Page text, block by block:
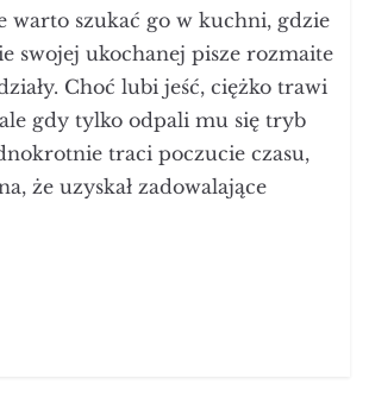
warto szukać go w kuchni, gdzie
swojej ukochanej pisze rozmaite
Choć lubi jeść, ciężko trawi
gdy tylko odpali mu się tryb
traci poczucie czasu,
że uzyskał zadowalające